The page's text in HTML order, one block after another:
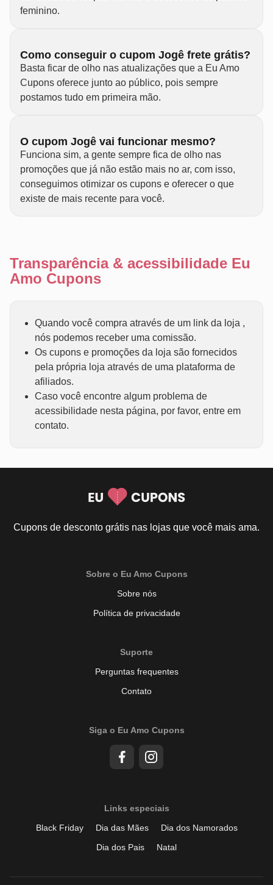
feminino.
Como conseguir o cupom Jogê frete grátis?
Basta ficar de olho nas atualizações que a Eu Amo
Cupons oferece junto ao público, pois sempre
postamos tudo em primeira mão.
O cupom Jogê vai funcionar mesmo?
Funciona sim, a gente sempre fica de olho nas
promoções que já não estão mais no ar, com isso,
conseguimos otimizar os cupons e oferecer o que
existe de mais recente para você.
Transparência & acessibilidade Eu
Amo Cupons
Quando você compra através de um link da loja ,
nós podemos receber uma comissão.
Os cupons e promoções da loja são fornecidos
pela própria loja através de uma plataforma de
afiliados.
Caso você encontre algum problema de
acessibilidade nesta página, por favor, entre em
contato.
Cupons de desconto grátis nas lojas que você mais ama.
Sobre o Eu Amo Cupons
Sobre nós
Política de privacidade
Suporte
Perguntas frequentes
Contato
Siga o Eu Amo Cupons
Links especiais
Black Friday
Dia das Mães
Dia dos Namorados
Dia dos Pais
Natal